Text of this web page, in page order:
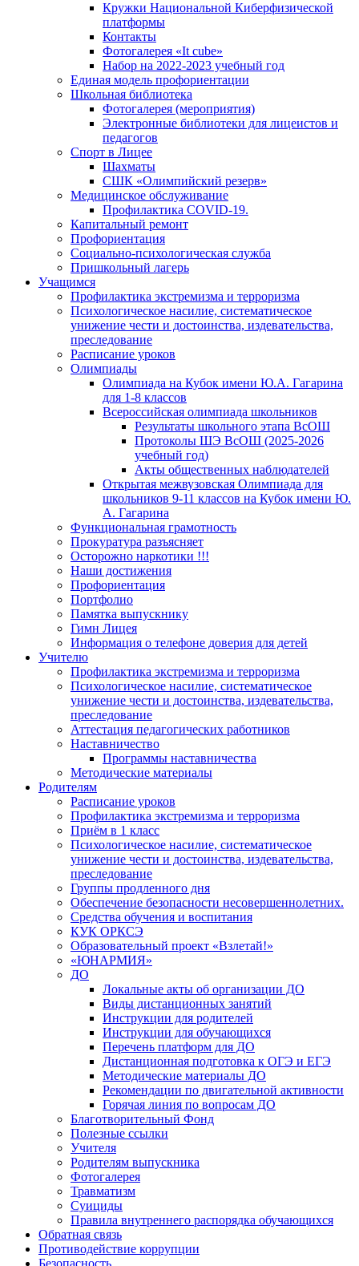
Кружки Национальной Киберфизической
платформы
Контакты
Фотогалерея «It cube»
Набор на 2022-2023 учебный год
Единая модель профориентации
Школьная библиотека
Фотогалерея (мероприятия)
Электронные библиотеки для лицеистов и
педагогов
Спорт в Лицее
Шахматы
СШК «Олимпийский резерв»
Медицинское обслуживание
Профилактика COVID-19.
Капитальный ремонт
Профориентация
Социально-психологическая служба
Пришкольный лагерь
Учащимся
Профилактика экстремизма и терроризма
Психологическое насилие, систематическое
унижение чести и достоинства, издевательства,
преследование
Расписание уроков
Олимпиады
Олимпиада на Кубок имени Ю.А. Гагарина
для 1-8 классов
Всероссийская олимпиада школьников
Результаты школьного этапа ВсОШ
Протоколы ШЭ ВсОШ (2025-2026
учебный год)
Акты общественных наблюдателей
Открытая межвузовская Олимпиада для
школьников 9-11 классов на Кубок имени Ю.
А. Гагарина
Функциональная грамотность
Прокуратура разъясняет
Осторожно наркотики !!!
Наши достижения
Профориентация
Портфолио
Памятка выпускнику
Гимн Лицея
Информация о телефоне доверия для детей
Учителю
Профилактика экстремизма и терроризма
Психологическое насилие, систематическое
унижение чести и достоинства, издевательства,
преследование
Аттестация педагогических работников
Наставничество
Программы наставничества
Методические материалы
Родителям
Расписание уроков
Профилактика экстремизма и терроризма
Приём в 1 класс
Психологическое насилие, систематическое
унижение чести и достоинства, издевательства,
преследование
Группы продленного дня
Обеспечение безопасности несовершеннолетних.
Средства обучения и воспитания
КУК ОРКСЭ
Образовательный проект «Взлетай!»
«ЮНАРМИЯ»
ДО
Локальные акты об организации ДО
Виды дистанционных занятий
Инструкции для родителей
Инструкции для обучающихся
Перечень платформ для ДО
Дистанционная подготовка к ОГЭ и ЕГЭ
Методические материалы ДО
Рекомендации по двигательной активности
Горячая линия по вопросам ДО
Благотворительный Фонд
Полезные ссылки
Учителя
Родителям выпускника
Фотогалерея
Травматизм
Суициды
Правила внутреннего распорядка обучающихся
Обратная связь
Противодействие коррупции